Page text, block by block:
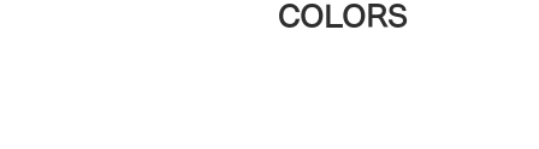
COLORS